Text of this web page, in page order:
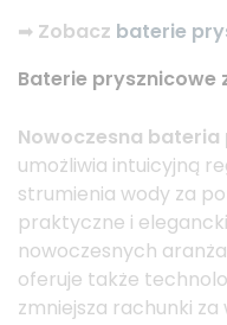
➡ Zobacz baterie
Baterie prysznicowe
Nowoczesna
umożliwia intuicyjną
strumienia wody za
praktyczne i
nowoczesnych
oferuje także
zmniejsza rachunki za